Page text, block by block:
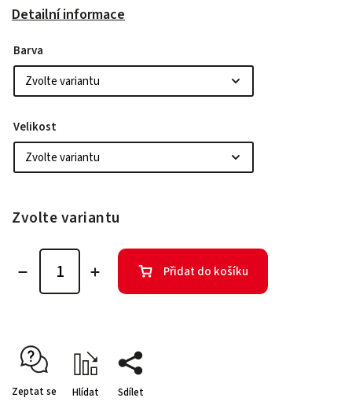
Detailní informace
Barva
Velikost
Zvolte variantu
Přidat do košíku
Zeptat se Hlídat Sdílet